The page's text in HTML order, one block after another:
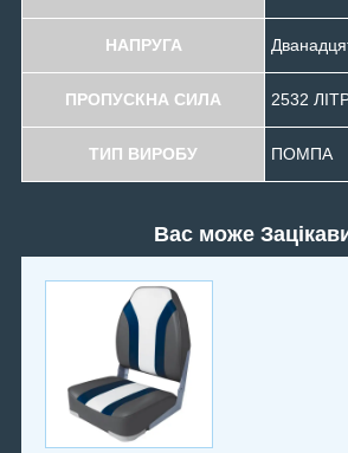
НАПРУГА
ПРОПУСКНА СИЛА 2532
ТИП ВИРОБУ ПОМПА
Вас може